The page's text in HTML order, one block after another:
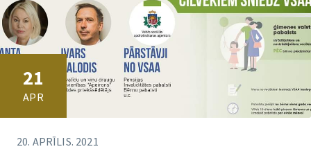
20. APRĪLIS. 2021
21
APR